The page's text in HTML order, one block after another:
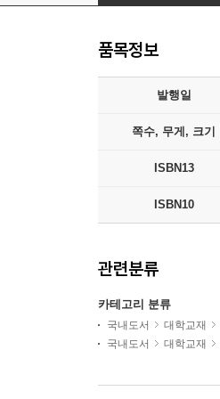
품목정보
발행일
쪽수, 무게, 크기
ISBN13
ISBN10
관련분류
카테고리 분류
국내도서 대학교재
국내도서
대학교재